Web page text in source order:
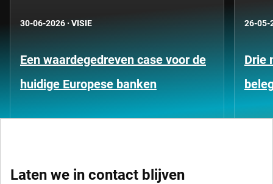
30-06-2026 · VISIE
Een waardegedreven case voor de
huidige Europese banken
26-05-
Drie
Laten we in contact blijven